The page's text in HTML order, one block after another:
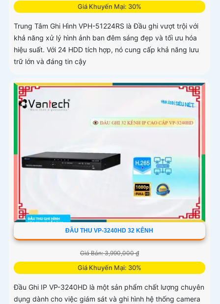
Giá Khuyến Mại: 30%
Trung Tâm Ghi Hình VPH-51224RS là Đầu ghi vượt trội với
khả năng xử lý hình ảnh ban đêm sáng đẹp và tối ưu hóa
hiệu suất. Với 24 HDD tích hợp, nó cung cấp khả năng lưu
trữ lớn và đáng tin cậy
ĐẦU THU VP-3240HD 32 KÊNH
Giá Bán: 3,990,000 ₫
Giá Khuyến Mại: 30%
Đầu Ghi IP VP-3240HD là một sản phẩm chất lượng chuyên
dụng dành cho việc giám sát và ghi hình hệ thống camera